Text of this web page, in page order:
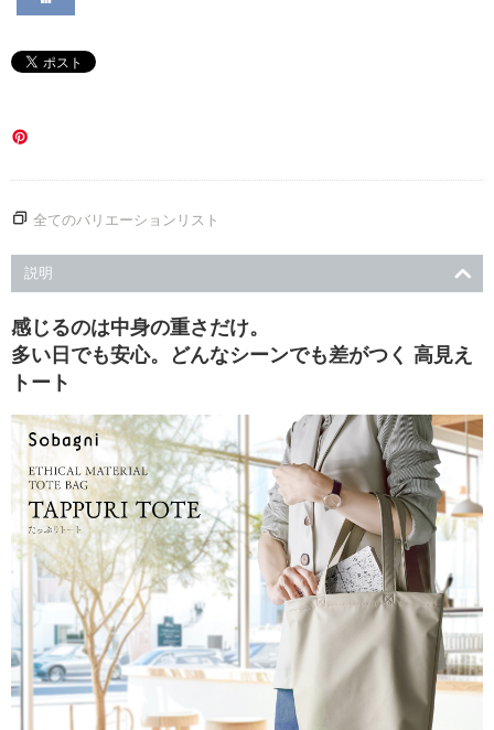
タ
マ
ー
サ
ー
ビ
ス
エ
シ
カ
ブ
ロ
全てのバリエーションリスト
説明
感じるのは中身の重さだけ。
多い日でも安心。どんなシーンでも差がつく 高見え
トート